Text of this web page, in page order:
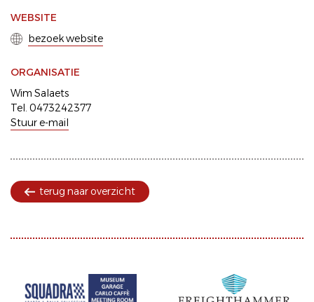
WEBSITE
bezoek website
ORGANISATIE
Wim Salaets
Tel. 0473242377
Stuur e-mail
terug naar overzicht